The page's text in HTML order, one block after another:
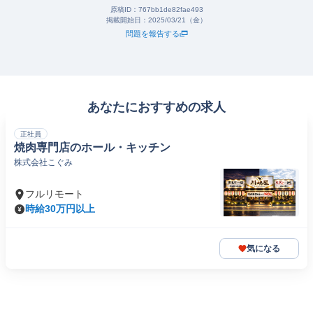
原稿ID： 767bb1de82fae493
掲載開始日： 2025/03/21（金）
問題を報告する
あなたにおすすめの求人
正社員
焼肉専門店のホール・キッチン
株式会社こぐみ
フルリモート
時給30万円以上
気になる